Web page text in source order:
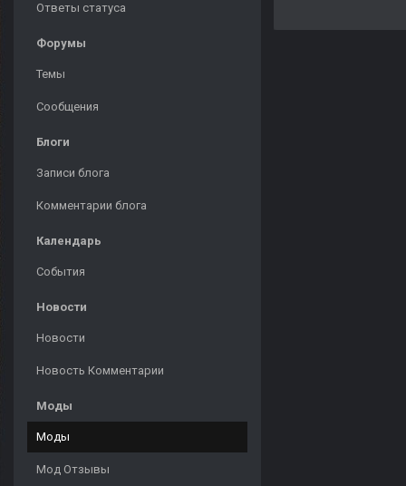
Ответы статуса
Форумы
Темы
Сообщения
Блоги
Записи блога
Комментарии блога
Календарь
События
Новости
Новости
Новость Комментарии
Моды
Моды
Мод Отзывы